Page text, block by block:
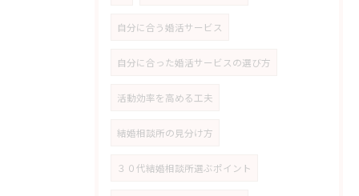
自分に合う婚活サービス
自分に合った婚活サービスの選び方
活動効率を高める工夫
結婚相談所の見分け方
３０代結婚相談所選ぶポイント